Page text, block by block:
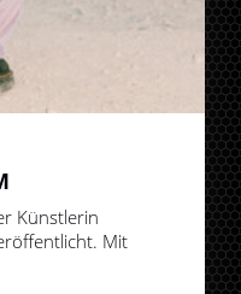
Künstlerin
Mit